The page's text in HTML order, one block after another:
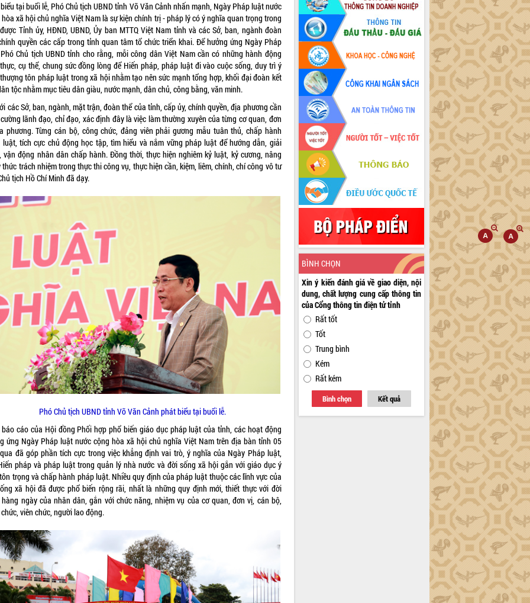
tại buổi lễ, Phó Chủ tịch UBND tỉnh Võ Văn Cảnh nhấn mạnh, Ngày Pháp luật nước
hòa xã hội chủ nghĩa Việt Nam là sự kiện chính trị - pháp lý có ý nghĩa quan trọng trong
Tỉnh ủy, HĐND, UBND, Ủy ban MTTQ Việt Nam tỉnh và các Sở, ban, ngành đoàn
quyền các cấp trong tỉnh quan tâm tổ chức triển khai. Để hưởng ứng Ngày Pháp
Chủ tịch UBND tỉnh cho rằng, mỗi công dân Việt Nam cần có những hành động
cụ thể, chung sức đồng lòng để Hiến pháp, pháp luật đi vào cuộc sống, duy trì ý
tôn pháp luật trong xã hội nhằm tạo nên sức mạnh tổng hợp, khối đại đoàn kết
tộc nhằm mục tiêu dân giàu, nước mạnh, dân chủ, công bằng, văn minh.
các Sở, ban, ngành, mặt trận, đoàn thể của tỉnh, cấp ủy, chính quyền, địa phương cần
lãnh đạo, chỉ đạo, xác định đây là việc làm thường xuyên của từng cơ quan, đơn
phương. Từng cán bộ, công chức, đảng viên phải gương mẫu tuân thủ, chấp hành
luật, tích cực chủ động học tập, tìm hiểu và nắm vững pháp luật để hướng dẫn, giải
vận động nhân dân chấp hành. Đồng thời, thực hiện nghiêm kỷ luật, kỷ cương, nâng
thức trách nhiệm trong thực thi công vụ, thực hiện cần, kiệm, liêm, chính, chí công vô tư
tịch Hồ Chí Minh đã dạy.
Phó Chủ tịch UBND tỉnh Võ Văn Cảnh phát biểu tại buổi lễ.
báo cáo của Hội đồng Phối hợp phổ biến giáo dục pháp luật của tỉnh, các hoạt động
ứng Ngày Pháp luật nước cộng hòa xã hội chủ nghĩa Việt Nam trên địa bàn tỉnh 05
đã góp phần tích cực trong việc khẳng định vai trò, ý nghĩa của Ngày Pháp luật,
pháp và pháp luật trong quản lý nhà nước và đời sống xã hội gắn với giáo dục ý
trọng và chấp hành pháp luật. Nhiều quy định của pháp luật thuộc các lĩnh vực của
xã hội đã được phổ biến rộng rãi, nhất là những quy định mới, thiết thực với đời
ngày của nhân dân, gắn với chức năng, nhiệm vụ của cơ quan, đơn vị, cán bộ,
viên chức, người lao động.
BÌNH CHỌN
Xin ý kiến đánh giá về giao diện, nội
dung, chất lượng cung cấp thông tin
của Cổng thông tin điện tử tỉnh
Rất tốt
Tốt
Trung bình
Kém
Rất kém
Bình chọn Kết quả